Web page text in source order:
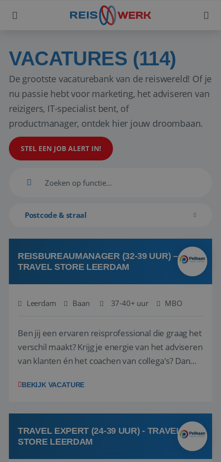
VACATURES (114)
De grootste vacaturebank van de reiswereld! Of je
nu passie hebt voor marketing, het adviseren van
reizigers, IT-specialist bent, of
productmanager, ontdek hier jouw droombaan.
STEL EEN JOB ALERT IN!
Postcode & straal
REISBUREAUMANAGER (32-39 UUR) –
TRAVEL STORE LEERDAM
Leerdam Baan 37-40+ uur MBO
Ben jij een ervaren reisprofessional die graag het
verschil maakt? Krijg je energie van het adviseren
van klanten én het coachen van collega's? Dan
(onderdeel van Pelikaan Travel Group) zoeken
team het reisbureau verder...
BEKIJK VACATURE
TRAVEL EXPERT (24-39 UUR) - TRAVEL
STORE LEERDAM